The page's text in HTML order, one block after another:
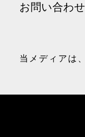
お問い合わせ
当メディアは、